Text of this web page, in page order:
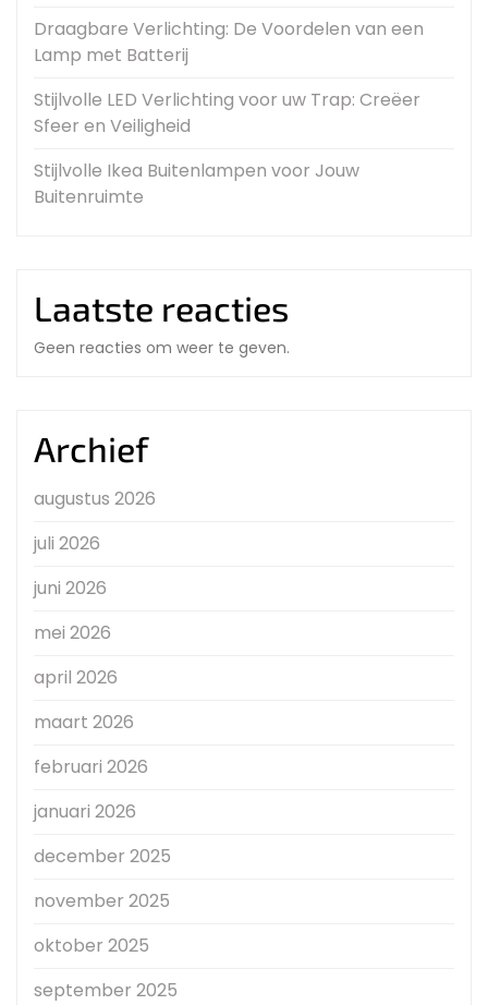
Draagbare Verlichting: De Voordelen van een
Lamp met Batterij
Stijlvolle LED Verlichting voor uw Trap: Creëer
Sfeer en Veiligheid
Stijlvolle Ikea Buitenlampen voor Jouw
Buitenruimte
Laatste reacties
Geen reacties om weer te geven.
Archief
augustus 2026
juli 2026
juni 2026
mei 2026
april 2026
maart 2026
februari 2026
januari 2026
december 2025
november 2025
oktober 2025
september 2025